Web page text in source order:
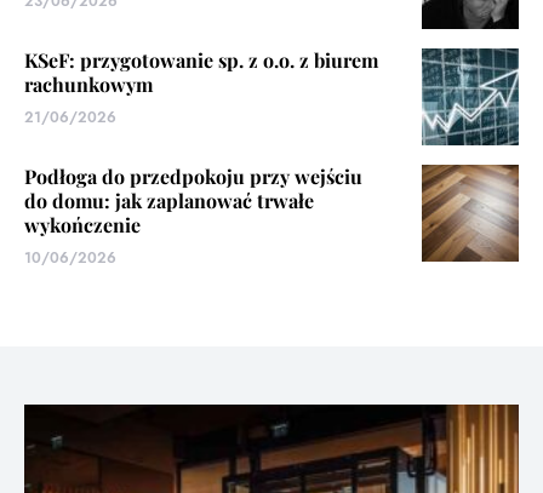
KSeF: przygotowanie sp. z o.o. z biurem
rachunkowym
21/06/2026
Podłoga do przedpokoju przy wejściu
do domu: jak zaplanować trwałe
wykończenie
10/06/2026